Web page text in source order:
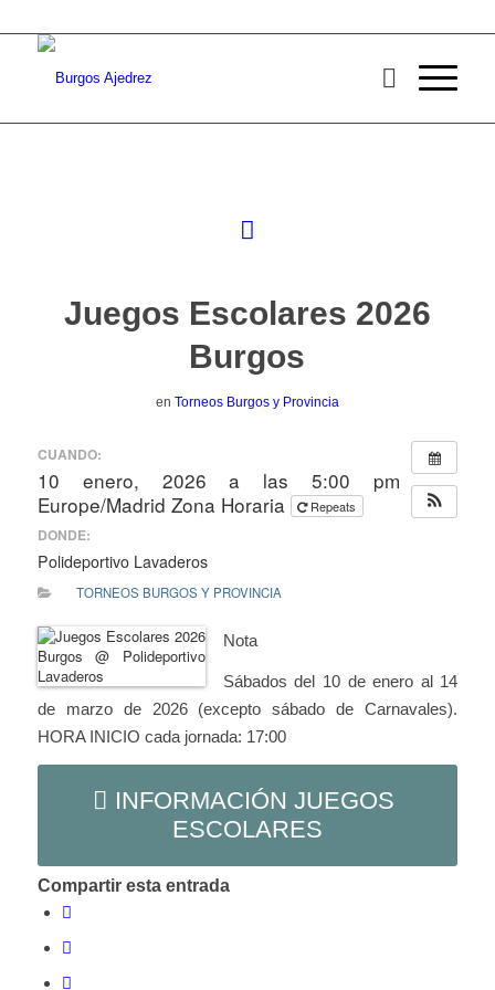
Juegos Escolares 2026
Burgos
en Torneos Burgos y Provincia
CUANDO:
10 enero, 2026 a las 5:00 pm
Europe/Madrid Zona Horaria
Repeats
DONDE:
Polideportivo Lavaderos
TORNEOS BURGOS Y PROVINCIA
Nota
Sábados del 10 de enero al 14
de marzo de 2026 (excepto sábado de Carnavales).
HORA INICIO cada jornada: 17:00
INFORMACIÓN JUEGOS
ESCOLARES
Compartir esta entrada